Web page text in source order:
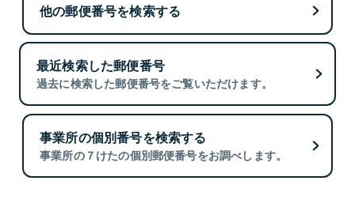
他の郵便番号を検索する
最近検索した郵便番号
過去に検索した郵便番号をご覧いただけます。
事業所の個別番号を検索する
事業所の７けたの個別郵便番号をお調べします。